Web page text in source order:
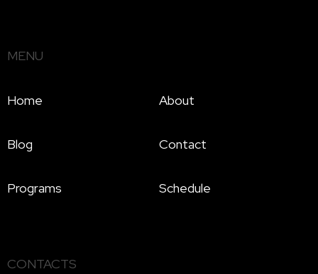
MENU
Home About
Blog Contact
Programs Schedule
CONTACTS